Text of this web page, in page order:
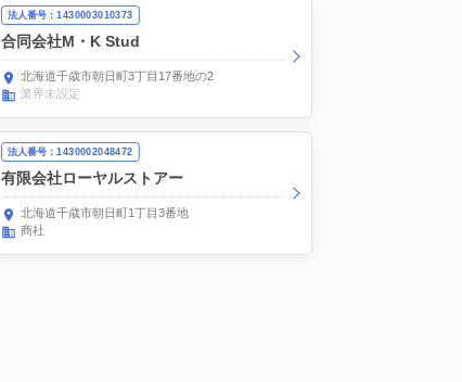
法人番号：1430003010373
合同会社M・K Stud
北海道千歳市朝日町3丁目17番地の2
業界未設定
法人番号：1430002048472
有限会社ローヤルストアー
北海道千歳市朝日町1丁目3番地
商社